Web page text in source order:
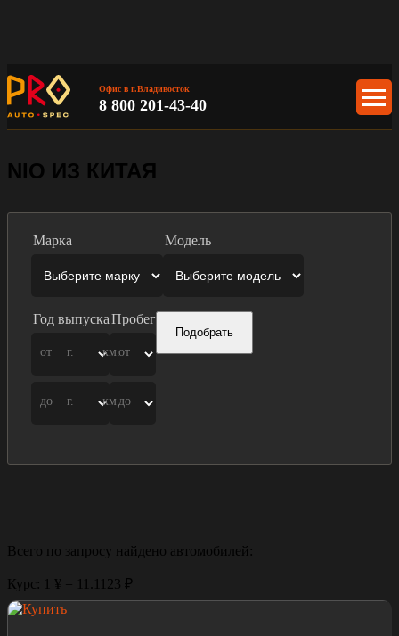
Офис в г.Владивосток
8 800 201-43-40
NIO ИЗ КИТАЯ
Марка Модель
Год выпуска
от г.
до г.
Пробег
от
км.
до
км.
Подобрать
Всего по запросу найдено автомобилей:
Курс: 1 ¥ = 11.1123 ₽